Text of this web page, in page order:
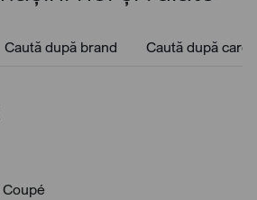
Caută după brand Caută după